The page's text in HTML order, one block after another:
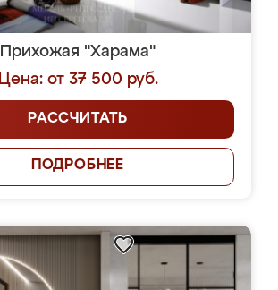
Прихожая "Харама"
Цена: от 37 500 руб.
РАССЧИТАТЬ
ПОДРОБНЕЕ